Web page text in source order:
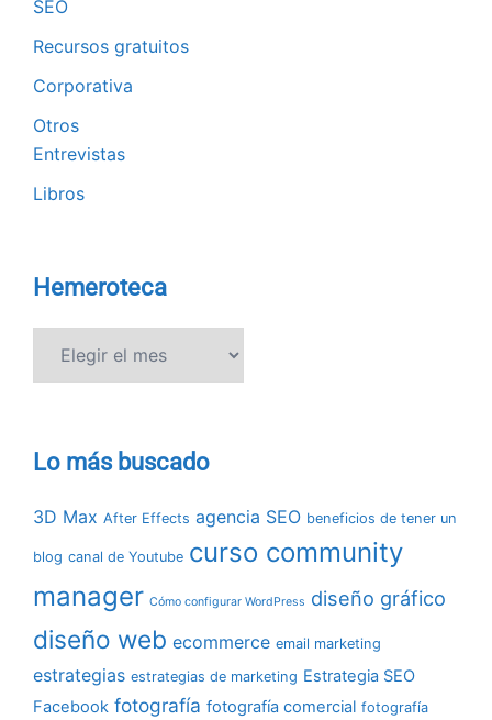
SEO
Recursos gratuitos
Corporativa
Otros
Entrevistas
Libros
Hemeroteca
Lo más buscado
3D Max After Effects agencia SEO beneficios de tener un
blog canal de Youtube curso community
manager Cómo configurar WordPress diseño gráfico
diseño web ecommerce email marketing
estrategias estrategias de marketing Estrategia SEO
Facebook fotografía fotografía comercial fotografía